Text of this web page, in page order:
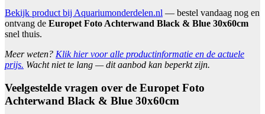
Bekijk product bij Aquariumonderdelen.nl — bestel vandaag nog en
ontvang de Europet Foto Achterwand Black & Blue 30x60cm
snel thuis.
Meer weten? Klik hier voor alle productinformatie en de actuele
prijs. Wacht niet te lang — dit aanbod kan beperkt zijn.
Veelgestelde vragen over de Europet Foto
Achterwand Black & Blue 30x60cm